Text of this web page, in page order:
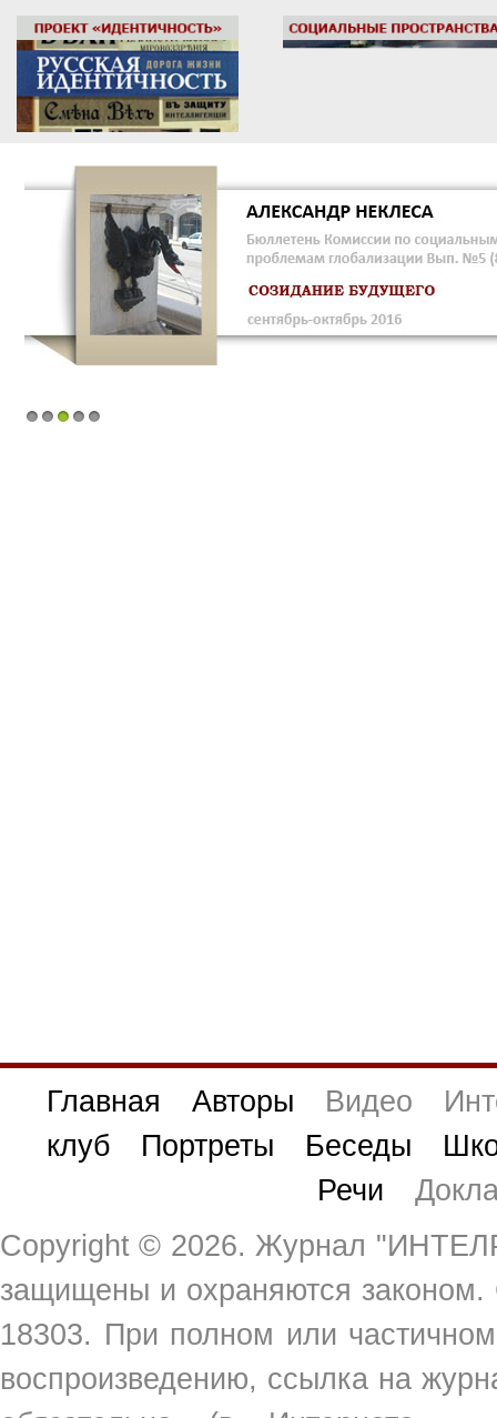
Главная Авторы Видео
клуб
Портреты Беседы
Речи
Copyright © 2026. Журнал
защищены и охраняются
18303. При полном или
воспроизведению, ссылка на